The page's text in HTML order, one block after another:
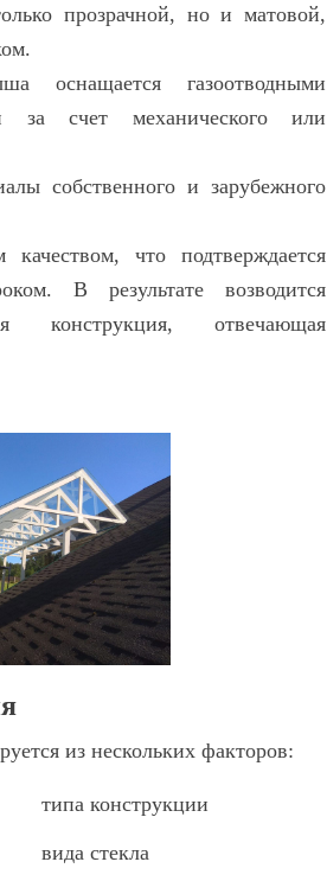
прозрачной, но и матовой,
оснащается газоотводными
за счет механического или
собственного и зарубежного
что подтверждается
В результате возводится
конструкция, отвечающая
из нескольких факторов:
типа конструкции
вида стекла